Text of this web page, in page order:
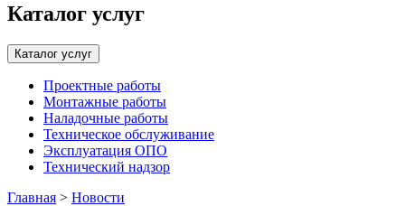
Каталог услуг
Каталог услуг
Проектные работы
Монтажные работы
Наладочные работы
Техническое обслуживание
Эксплуатация ОПО
Технический надзор
Главная > Новости